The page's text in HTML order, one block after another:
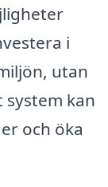
i
utan
kan
och öka